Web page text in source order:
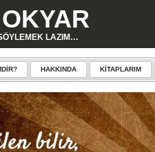
LAZIM…
HAKKINDA KITAPLARIM